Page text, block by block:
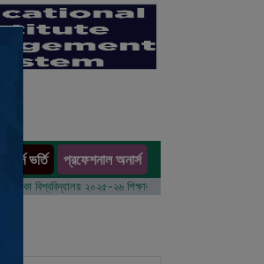
অনার্স ভর্তি প্রফেশনাল অনার্স
ঢাকা বিশ্ববিদ্যালয় ২০২৫-২৬ শিক্ষাবর্ষে আন্ডারগ্র্যাজুয়েট প্রোগ্রামে